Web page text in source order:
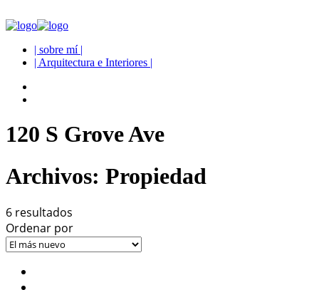
| sobre mí |
| Arquitectura e Interiores |
120 S Grove Ave
Archivos: Propiedad
6 resultados
Ordenar por